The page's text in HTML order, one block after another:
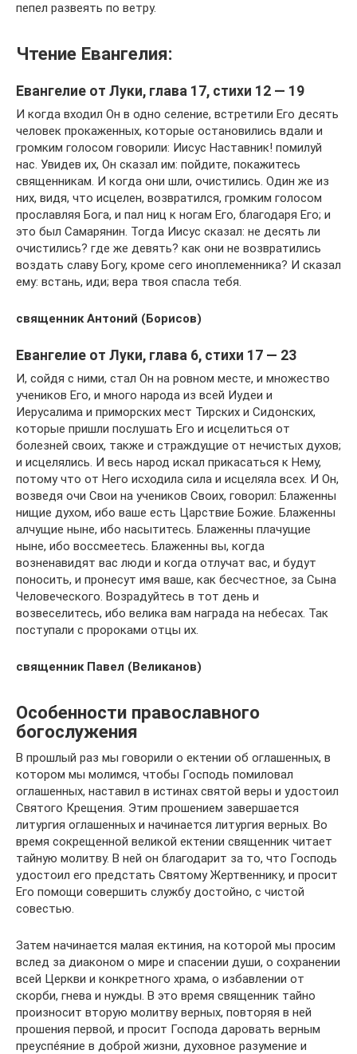
пепел развеять по ветру.
Чтение Евангелия:
Евангелие от Луки, глава 17, стихи 12 — 19
И когда входил Он в одно селение, встретили Его десять
человек прокаженных, которые остановились вдали и
громким голосом говорили: Иисус Наставник! помилуй
нас. Увидев их, Он сказал им: пойдите, покажитесь
священникам. И когда они шли, очистились. Один же из
них, видя, что исцелен, возвратился, громким голосом
прославляя Бога, и пал ниц к ногам Его, благодаря Его; и
это был Самарянин. Тогда Иисус сказал: не десять ли
очистились? где же девять? как они не возвратились
воздать славу Богу, кроме сего иноплеменника? И сказал
ему: встань, иди; вера твоя спасла тебя.
священник Антоний (Борисов)
Евангелие от Луки, глава 6, стихи 17 — 23
И, сойдя с ними, стал Он на ровном месте, и множество
учеников Его, и много народа из всей Иудеи и
Иерусалима и приморских мест Тирских и Сидонских,
которые пришли послушать Его и исцелиться от
болезней своих, также и страждущие от нечистых духов;
и исцелялись. И весь народ искал прикасаться к Нему,
потому что от Него исходила сила и исцеляла всех. И Он,
возведя очи Свои на учеников Своих, говорил: Блаженны
нищие духом, ибо ваше есть Царствие Божие. Блаженны
алчущие ныне, ибо насытитесь. Блаженны плачущие
ныне, ибо воссмеетесь. Блаженны вы, когда
возненавидят вас люди и когда отлучат вас, и будут
поносить, и пронесут имя ваше, как бесчестное, за Сына
Человеческого. Возрадуйтесь в тот день и
возвеселитесь, ибо велика вам награда на небесах. Так
поступали с пророками отцы их.
священник Павел (Великанов)
Особенности православного
богослужения
В прошлый раз мы говорили о ектении об оглашенных, в
котором мы молимся, чтобы Господь помиловал
оглашенных, наставил в истинах святой веры и удостоил
Святого Крещения. Этим прошением завершается
литургия оглашенных и начинается литургия верных. Во
время сокрещенной великой ектении священник читает
тайную молитву. В ней он благодарит за то, что Господь
удостоил его предстать Святому Жертвеннику, и просит
Его помощи совершить службу достойно, с чистой
совестью.
Затем начинается малая ектиния, на которой мы просим
вслед за диаконом о мире и спасении души, о сохранении
всей Церкви и конкретного храма, о избавлении от
скорби, гнева и нужды. В это время священник тайно
произносит вторую молитву верных, повторяя в ней
прошения первой, и просит Господа даровать верным
преуспе́яние в доброй жизни, духовное разумение и